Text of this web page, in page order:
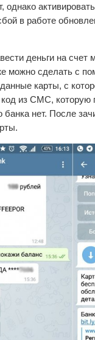
в работе
деньги на счет
можно сделать с
карты, с
из СМС, которую
нет. После